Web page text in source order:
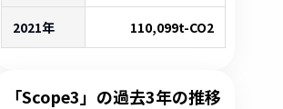
2021年 110,099t-CO2
「Scope3」の過去3年の推移